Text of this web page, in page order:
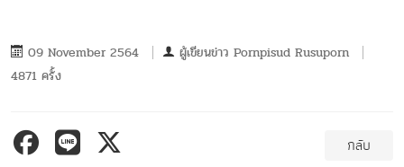
09 November 2564 ผู้เขียนข่าว Pornpisud Rusuporn
4871 ครั้ง
กลับ